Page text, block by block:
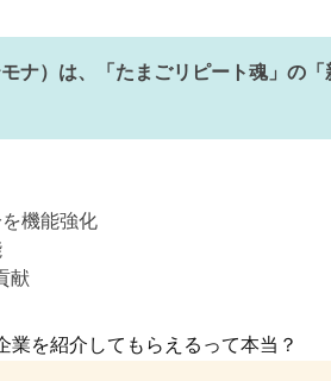
ナ）は、「たまごリピート魂」の「
機能強化
献
業を紹介してもらえるって本当？